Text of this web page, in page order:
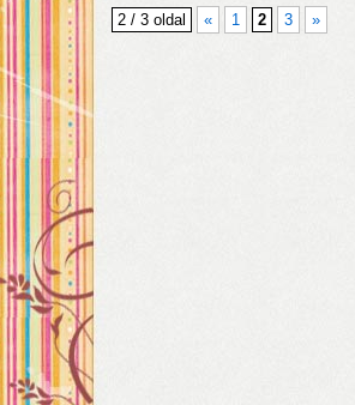
2 / 3 oldal « 1 2 3 »